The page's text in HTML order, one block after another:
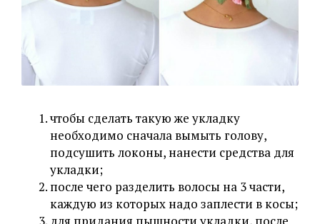
чтобы сделать такую же укладку
необходимо сначала вымыть голову,
подсушить локоны, нанести средства для
укладки;
после чего разделить волосы на 3 части,
каждую из которых надо заплести в косы;